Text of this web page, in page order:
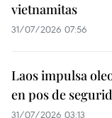
vietnamitas
31/07/2026 07:56
Laos impulsa
en pos de
31/07/2026 03:13